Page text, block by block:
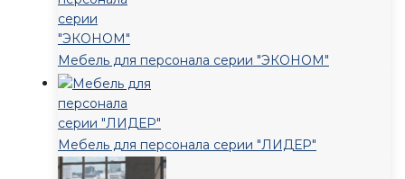
Мебель для персонала серии "ЭКОНОМ"
Мебель для персонала серии "ЛИДЕР"